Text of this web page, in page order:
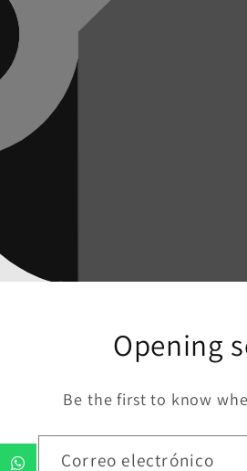
Opening
Be the first to know
Correo electrónico